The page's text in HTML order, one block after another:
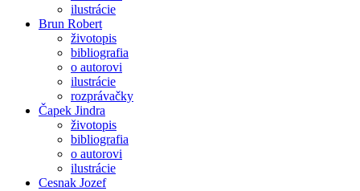
ilustrácie
Brun Robert
životopis
bibliografia
o autorovi
ilustrácie
rozprávačky
Čapek Jindra
životopis
bibliografia
o autorovi
ilustrácie
Cesnak Jozef